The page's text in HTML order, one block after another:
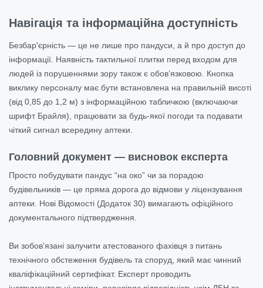
Навігація та інформаційна доступність
Безбар'єрність — це не лише про пандуси, а й про доступ до
інформації. Наявність тактильної плитки перед входом для
людей із порушеннями зору також є обов’язковою. Кнопка
виклику персоналу має бути встановлена на правильній висоті
(від 0,85 до 1,2 м) з інформаційною табличкою (включаючи
шрифт Брайля), працювати за будь-якої погоди та подавати
чіткий сигнал всередину аптеки.
Головний документ — висновок експерта
Просто побудувати пандус “на око” чи за порадою
будівельників — це пряма дорога до відмови у ліцензування
аптеки. Нові Відомості (Додаток 30) вимагають офіційного
документального підтвердження.
Ви зобов'язані залучити атестованого фахівця з питань
технічного обстеження будівель та споруд, який має чинний
кваліфікаційний сертифікат. Експерт проводить